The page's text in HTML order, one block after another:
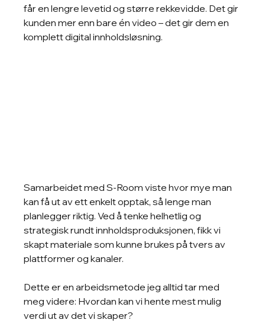
får en lengre levetid og større rekkevidde. Det gir
kunden mer enn bare én video – det gir dem en
komplett digital innholdsløsning.
Samarbeidet med S-Room viste hvor mye man
kan få ut av ett enkelt opptak, så lenge man
planlegger riktig. Ved å tenke helhetlig og
strategisk rundt innholdsproduksjonen, fikk vi
skapt materiale som kunne brukes på tvers av
plattformer og kanaler.
Dette er en arbeidsmetode jeg alltid tar med
meg videre: Hvordan kan vi hente mest mulig
verdi ut av det vi skaper?